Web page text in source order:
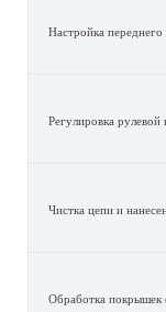
Настройка переднего
Регулировка рулевой
Чистка цепи и
Обработка покрышек